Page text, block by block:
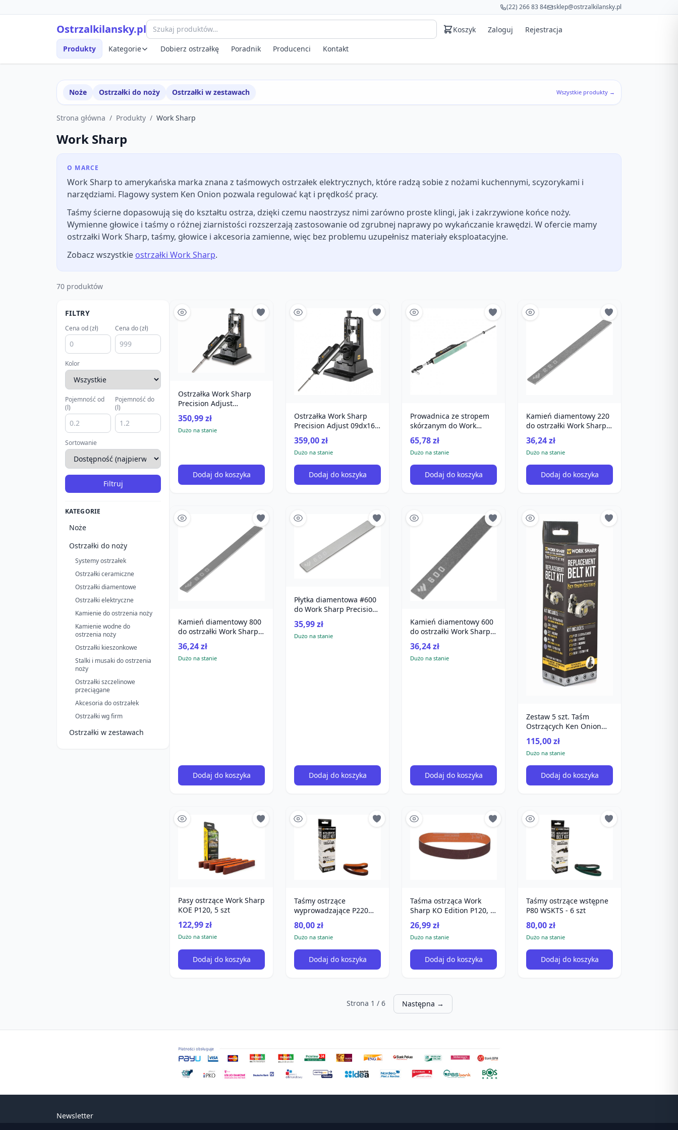
(22) 266 83 84 sklep@ostrzalkilansky.pl
Ostrzalkilansky.pl Koszyk Zaloguj Rejestracja
Produkty Kategorie Dobierz ostrzałkę Poradnik Producenci Kontakt
Noże Ostrzałki do noży Ostrzałki w zestawach Wszystkie produkty →
Strona główna / Produkty / Work Sharp
Work Sharp
O MARCE
Work Sharp to amerykańska marka znana z taśmowych ostrzałek elektrycznych, które radzą sobie z nożami kuchennymi, scyzorykami i
narzędziami. Flagowy system Ken Onion pozwala regulować kąt i prędkość pracy.
Taśmy ścierne dopasowują się do kształtu ostrza, dzięki czemu naostrzysz nimi zarówno proste klingi, jak i zakrzywione końce noży.
Wymienne głowice i taśmy o różnej ziarnistości rozszerzają zastosowanie od zgrubnej naprawy po wykańczanie krawędzi. W ofercie mamy
ostrzałki Work Sharp, taśmy, głowice i akcesoria zamienne, więc bez problemu uzupełnisz materiały eksploatacyjne.
Zobacz wszystkie ostrzałki Work Sharp.
70 produktów
FILTRY
Cena od (zł) Cena do (zł)
Kolor
Pojemność od
(l)
Pojemność do
(l)
Sortowanie
Filtruj
KATEGORIE
Noże
Ostrzałki do noży
Systemy ostrzałek
Ostrzałki ceramiczne
Ostrzałki diamentowe
Ostrzałki elektryczne
Kamienie do ostrzenia noży
Kamienie wodne do
ostrzenia noży
Ostrzałki kieszonkowe
Stalki i musaki do ostrzenia
noży
Ostrzałki szczelinowe
przeciągane
Akcesoria do ostrzałek
Ostrzałki wg firm
Ostrzałki w zestawach
Ostrzałka Work Sharp
Precision Adjust
diamentowa
350,99 zł
Dużo na stanie
Dodaj do koszyka
Ostrzałka Work Sharp
Precision Adjust 09dx164
system diamentowy do
noży
359,00 zł
Dużo na stanie
Dodaj do koszyka
Prowadnica ze stropem
skórzanym do Work
Sharp Precision Adjust
65,78 zł
Dużo na stanie
Dodaj do koszyka
Kamień diamentowy 220
do ostrzałki Work Sharp
Precision Adjust
36,24 zł
Dużo na stanie
Dodaj do koszyka
Kamień diamentowy 800
do ostrzałki Work Sharp
Precision Adjust
36,24 zł
Dużo na stanie
Dodaj do koszyka
Płytka diamentowa #600
do Work Sharp Precision
Adjust
35,99 zł
Dużo na stanie
Dodaj do koszyka
Kamień diamentowy 600
do ostrzałki Work Sharp
Precision Adjust
36,24 zł
Dużo na stanie
Dodaj do koszyka
Zestaw 5 szt. Taśm
Ostrzących Ken Onion
Edition
115,00 zł
Dużo na stanie
Dodaj do koszyka
Pasy ostrzące Work Sharp
KOE P120, 5 szt
122,99 zł
Dużo na stanie
Dodaj do koszyka
Taśmy ostrzące
wyprowadzające P220
WSKTS - 6 szt
80,00 zł
Dużo na stanie
Dodaj do koszyka
Taśma ostrząca Work
Sharp KO Edition P120, 1
szt
26,99 zł
Dużo na stanie
Dodaj do koszyka
Taśmy ostrzące wstępne
P80 WSKTS - 6 szt
80,00 zł
Dużo na stanie
Dodaj do koszyka
Strona 1 / 6 Następna →
Newsletter
Szybki podgląd produktu